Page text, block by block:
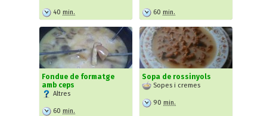
40 min. 60 min.
Fondue de formatge
amb ceps
Altres
60 min.
Sopa de rossinyols
Sopes i cremes
90 min.